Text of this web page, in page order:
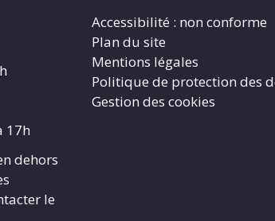
17h
dehors
le
Accessibilité : non conforme
Plan du site
Mentions légales
Politique de protection des
Gestion des cookies